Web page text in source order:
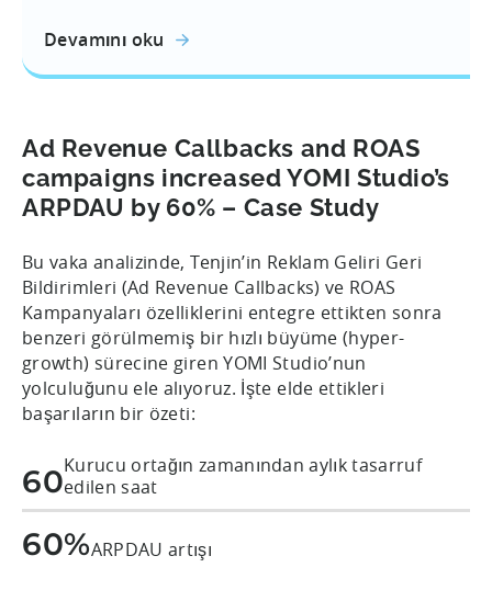
Devamını oku
Ad Revenue Callbacks and ROAS
campaigns increased YOMI Studio’s
ARPDAU by 60% – Case Study
Bu vaka analizinde, Tenjin’in Reklam Geliri Geri
Bildirimleri (Ad Revenue Callbacks) ve ROAS
Kampanyaları özelliklerini entegre ettikten sonra
benzeri görülmemiş bir hızlı büyüme (hyper-
growth) sürecine giren YOMI Studio’nun
yolculuğunu ele alıyoruz. İşte elde ettikleri
başarıların bir özeti:
60Kurucu ortağın zamanından aylık tasarruf
edilen saat
60%ARPDAU artışı